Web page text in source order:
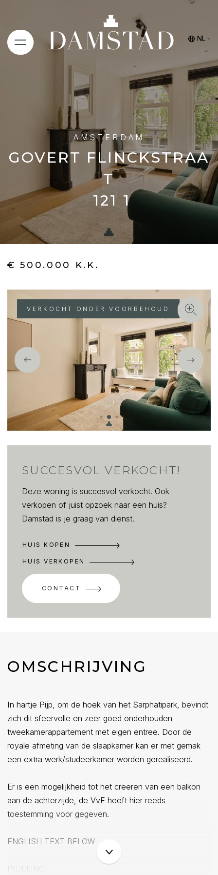
NL
AMSTERDAM
GOVERT FLINCKSTRAA
T
121 1
€ 500.000 K.K.
VERKOCHT ONDER VOORBEHOUD
SUCCESVOL VERKOCHT!
Deze woning is succesvol verkocht. Ook
verkopen of juist opzoek naar een huis?
Damstad is je graag van dienst.
HUIS KOPEN
HUIS VERKOPEN
CONTACT
OMSCHRIJVING
In hartje Pijp, om de hoek van het Sarphatipark, bevindt
zich dit sfeervolle en zeer goed onderhouden
tweekamerappartement met eigen entree. Door de
royale afmeting van de slaapkamer kan er met gemak
een extra werk/studeerkamer worden gerealiseerd.
Er is een mogelijkheid tot het creëren van een balkon
aan de achterzijde, de VvE heeft hier reeds
toestemming voor gegeven.
ENGLISH TEXT BELOW
INDELING